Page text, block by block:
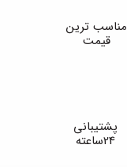
مناسب ترین
قیمت
پشتیبانی
24ساعته